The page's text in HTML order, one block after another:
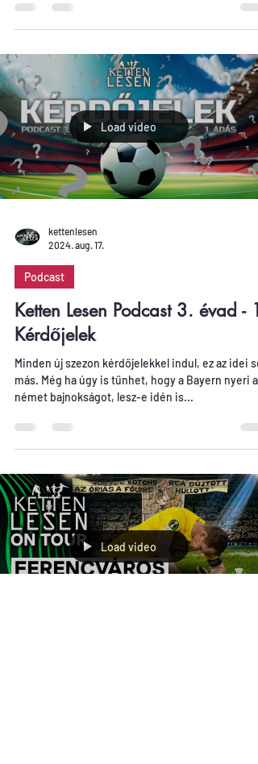
Load video
kettenlesen
2024. aug. 17.
Podcast
Ketten Lesen Podcast 3. évad - 1.
Kérdőjelek
Minden új szezon kérdőjelekkel indul, ez az idei
más. Még ha úgy is tűnhet, hogy a Bayern nyeri a
német bajnokságot, lesz-e idén is...
Load video